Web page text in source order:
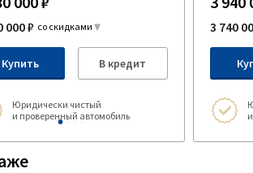
000 ₽ со скидками
Купить В кредит
Юридически чистый
и проверенный автомобиль
3 740